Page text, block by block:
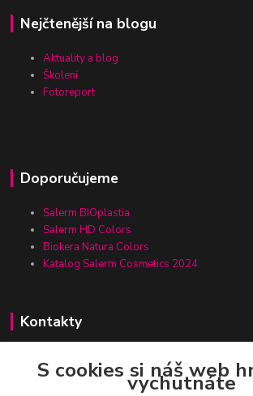
Nejčtenější na blogu
Aktuality a blog
Školení
Fotoreport
Doporučujeme
Salerm BIOplastia
Salerm HD Colors
Biokera Natura Colors
Katalog Salerm Cosmetics 2024
Kontakty
Zákaznická linka Salerm.cz
S cookies si náš web
vychutnáte